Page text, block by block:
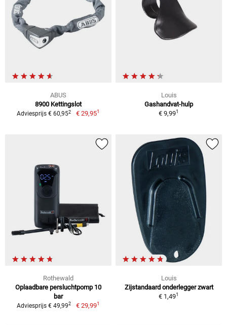
ABUS
8900 Kettingslot
Adviesprijs € 60,952 € 29,951
Louis
Gashandvat-hulp
€ 9,991
Rothewald
Oplaadbare persluchtpomp 10
bar
Adviesprijs € 49,992 € 29,991
Louis
Zijstandaard onderlegger zwart
€ 1,491